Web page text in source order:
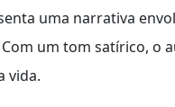
uma narrativa
um tom satírico, o
vida.